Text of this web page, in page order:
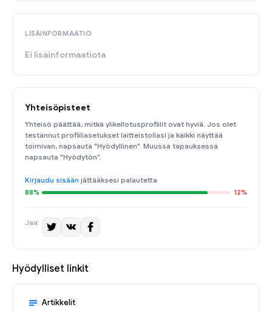
LISÄINFORMAATIO
Ei lisäinformaatiota
Yhteisöpisteet
Yhteisö päättää, mitkä ylikellotusprofiilit ovat hyviä. Jos olet
testannut profiiliasetukset laitteistollasi ja kaikki näyttää
toimivan, napsauta "Hyödyllinen". Muussa tapauksessa
napsauta "Hyödytön".
Kirjaudu sisään jättääksesi palautetta
88% 12%
Jaa:
Hyödylliset linkit
Artikkelit